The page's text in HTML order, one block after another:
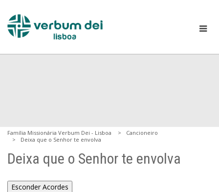
Família Missionária Verbum Dei - Lisboa
Cancioneiro
Deixa que o Senhor te envolva
Deixa que o Senhor te envolva
Esconder Acordes